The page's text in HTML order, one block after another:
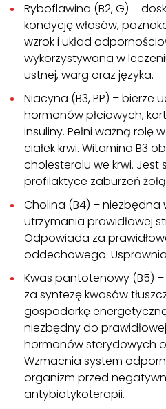
Ryboflawina (B2, G) –
kondycję włosów,
wzrok i układ
wykorzystywana w
ustnej, warg oraz języka.
Niacyna (B3, PP) – bierze
hormonów płciowych,
insuliny. Pełni ważną rolę
ciałek krwi. Witamina B3
cholesterolu we krwi.
profilaktyce zaburzeń
Cholina (B4) – niezbędna
utrzymania prawidłowej
Odpowiada za
oddechowego.
Kwas pantotenowy (B5)
za syntezę kwasów
gospodarkę
niezbędny do
hormonów sterydowych
Wzmacnia system
organizm przed
antybiotykoterapii.